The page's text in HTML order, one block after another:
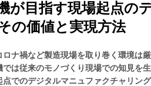
が目指す現場起点の
の価値と実現方法
ロナ禍など製造現場を取り巻く環境は
では従来のモノづくり現場での知見を
点でのデジタルマニュファクチャリン